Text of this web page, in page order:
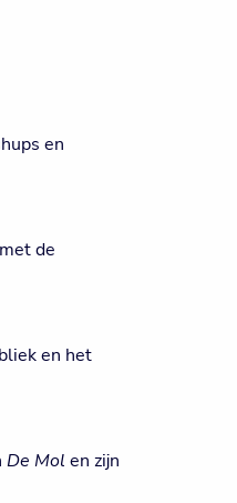
en
de
en het
De Mol en zijn